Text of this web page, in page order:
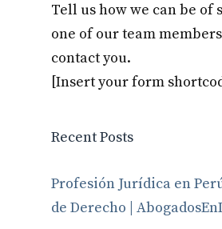
Tell us how we can be of
one of our team
contact you.
[Insert your form
Recent Posts
Profesión Jurídica en
de Derecho |